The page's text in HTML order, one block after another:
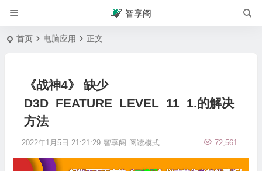
智享阁
首页 电脑应用 正文
《战神4》 缺少
D3D_FEATURE_LEVEL_11_1.的解决
方法
2022年1月5日 21:21:29 智享阁 72,561
阅读模式